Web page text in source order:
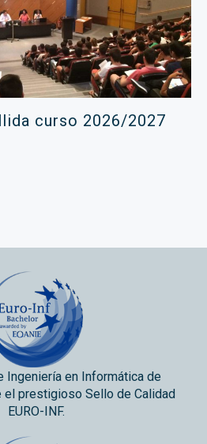
curso 2026/2027
Ingeniería en Informática de
el prestigioso Sello de Calidad
EURO-INF.